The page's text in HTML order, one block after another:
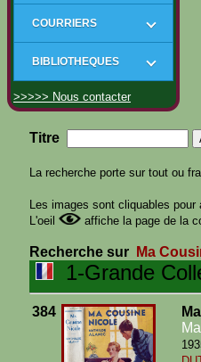
COURRIERS
BIBLIOTHEQUES
>>>>> Nous contacter
Titre
La recherche porte sur tout ou
Les images sont cliquables pour
L'oeil
affiche la page de la
Recherche sur Ma
1-Grande
384